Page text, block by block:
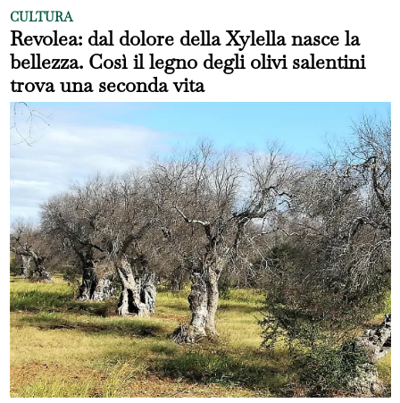
CULTURA
Revolea: dal dolore della Xylella nasce la
bellezza. Così il legno degli olivi salentini
trova una seconda vita